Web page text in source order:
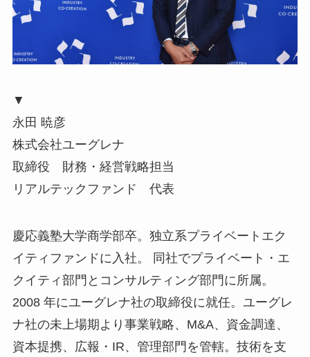
▼
永田 暁彦
株式会社ユーグレナ
取締役 財務・経営戦略担当
リアルテックファンド 代表
慶応義塾大学商学部卒。独立系プライベートエク
イティファンドに入社。 同社でプライベート・エ
クイティ部門とコンサルティング部門に所属。
2008 年にユーグレナ社の取締役に就任。ユーグレ
ナ社の未上場期より事業戦略、M&A、資金調達、
資本提携、広報・IR、管理部門を管轄。技術を支